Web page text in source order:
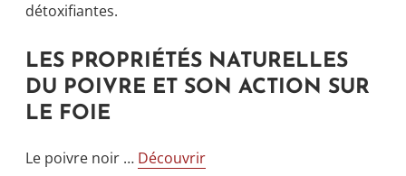
détoxifiantes.
LES PROPRIÉTÉS NATURELLES
DU POIVRE ET SON ACTION SUR
LE FOIE
Le poivre noir … Découvrir